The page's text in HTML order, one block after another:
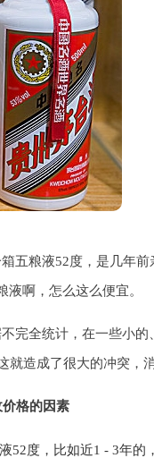
五粮液52度，是几年
啊，怎么这么便宜。
完全统计，在一些小
就造成了很大的冲突，
格的因素
52度，比如近1 - 3年的